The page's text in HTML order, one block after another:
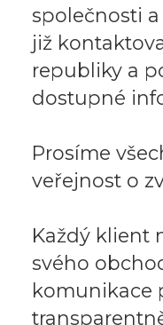
společnosti
již
republiky a
dostupné
Prosíme
veřejnost o
Každý klient
svého
komunikace